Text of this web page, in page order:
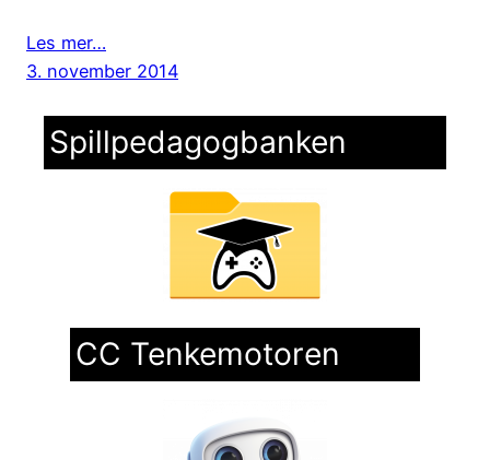
Les mer…
3. november 2014
Spillpedagogbanken
CC Tenkemotoren